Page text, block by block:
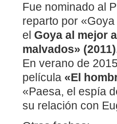
Fue nominado al
reparto por
el Goya al mejor
malvados»
En verano de
película «El
«Paesa, el espía
su relación con